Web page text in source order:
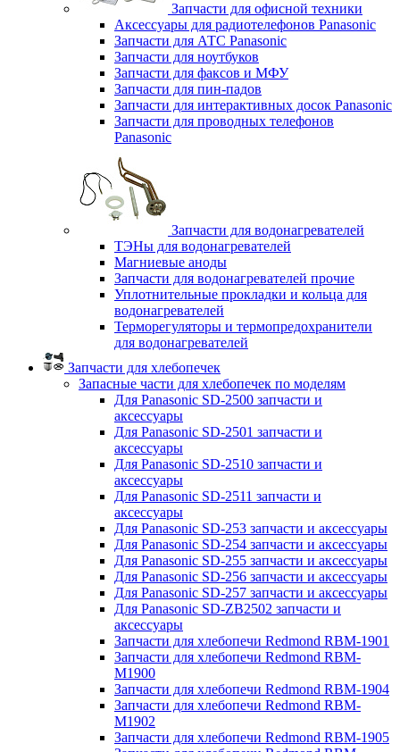
Запчасти для офисной техники
Аксессуары для радиотелефонов Panasonic
Запчасти для АТС Panasonic
Запчасти для ноутбуков
Запчасти для факсов и МФУ
Запчасти для пин-падов
Запчасти для интерактивных досок Panasonic
Запчасти для проводных телефонов
Panasonic
Запчасти для водонагревателей
ТЭНы для водонагревателей
Магниевые аноды
Запчасти для водонагревателей прочие
Уплотнительные прокладки и кольца для
водонагревателей
Терморегуляторы и термопредохранители
для водонагревателей
Запчасти для хлебопечек
Запасные части для хлебопечек по моделям
Для Panasonic SD-2500 запчасти и
аксессуары
Для Panasonic SD-2501 запчасти и
аксессуары
Для Panasonic SD-2510 запчасти и
аксессуары
Для Panasonic SD-2511 запчасти и
аксессуары
Для Panasonic SD-253 запчасти и аксессуары
Для Panasonic SD-254 запчасти и аксессуары
Для Panasonic SD-255 запчасти и аксессуары
Для Panasonic SD-256 запчасти и аксессуары
Для Panasonic SD-257 запчасти и аксессуары
Для Panasonic SD-ZB2502 запчасти и
аксессуары
Запчасти для хлебопечи Redmond RBM-1901
Запчасти для хлебопечи Redmond RBM-
M1900
Запчасти для хлебопечи Redmond RBM-1904
Запчасти для хлебопечи Redmond RBM-
M1902
Запчасти для хлебопечи Redmond RBM-1905